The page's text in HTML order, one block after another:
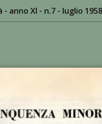
- anno XI - n.7 - luglio 1958